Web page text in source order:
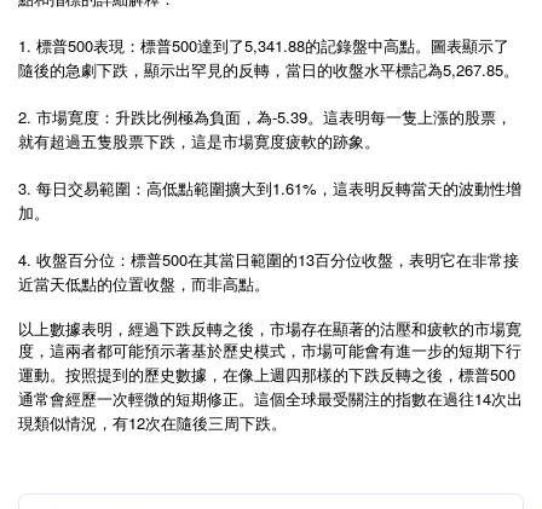
1. 標普500表現：標普500達到了5,341.88的記錄盤中高點。圖表顯示了
隨後的急劇下跌，顯示出罕見的反轉，當日的收盤水平標記為5,267.85。
2. 市場寛度：升跌比例極為負面，為-5.39。這表明每一隻上漲的股票，
就有超過五隻股票下跌，這是市場寛度疲軟的跡象。
3. 每日交易範圍：高低點範圍擴大到1.61%，這表明反轉當天的波動性增
加。
4. 收盤百分位：標普500在其當日範圍的13百分位收盤，表明它在非常接
近當天低點的位置收盤，而非高點。
以上數據表明，經過下跌反轉之後，市場存在顯著的沽壓和疲軟的市場寛
度，這兩者都可能預示著基於歷史模式，市場可能會有進一步的短期下行
運動。按照提到的歷史數據，在像上週四那樣的下跌反轉之後，標普500
通常會經歷一次輕微的短期修正。這個全球最受關注的指數在過往14次出
現類似情況，有12次在隨後三周下跌。